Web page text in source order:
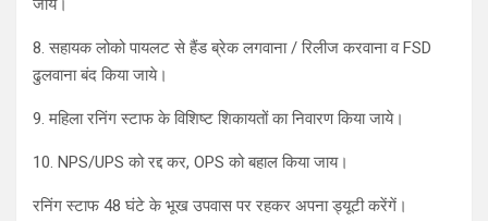
जाये।
8. सहायक लोको पायलट से हैंड ब्रेक लगवाना / रिलीज करवाना व FSD
ढुलवाना बंद किया जाये।
9. महिला रनिंग स्टाफ के विशिष्ट शिकायतों का निवारण किया जाये।
10. NPS/UPS को रद्द कर, OPS को बहाल किया जाय।
रनिंग स्टाफ 48 घंटे के भूख उपवास पर रहकर अपना ड्यूटी करेंगें।